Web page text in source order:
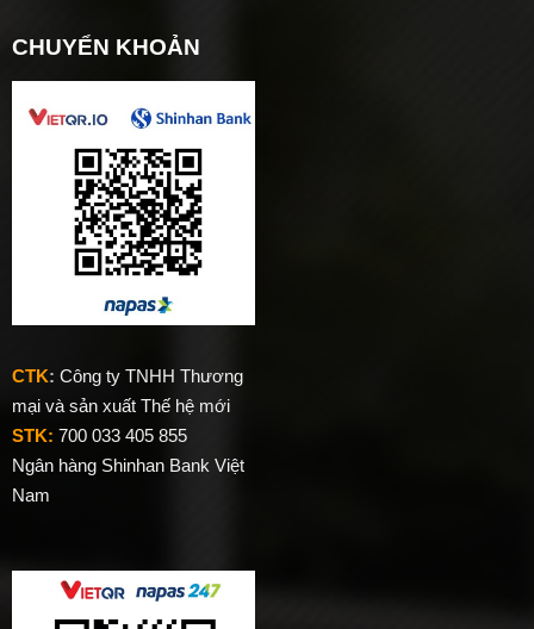
CHUYỂN KHOẢN
CTK: Công ty TNHH Thương
mại và sản xuất Thế hệ mới
STK: 700 033 405 855
Ngân hàng Shinhan Bank Việt
Nam